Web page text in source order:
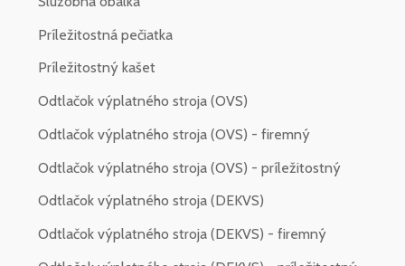
Príležitostná pečiatka
Príležitostný kašet
Odtlačok výplatného stroja (OVS)
Odtlačok výplatného stroja (OVS) - firemný
Odtlačok výplatného stroja (OVS) - príležitostný
Odtlačok výplatného stroja (DEKVS)
Odtlačok výplatného stroja (DEKVS) - firemný